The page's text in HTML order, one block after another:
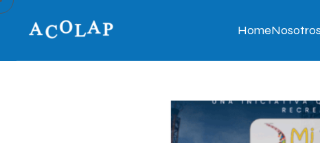
HomeNosotros